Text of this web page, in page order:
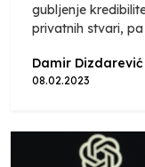
gubljenje
privatnih stvari, pa
Damir Dizdarević
08.02.2023